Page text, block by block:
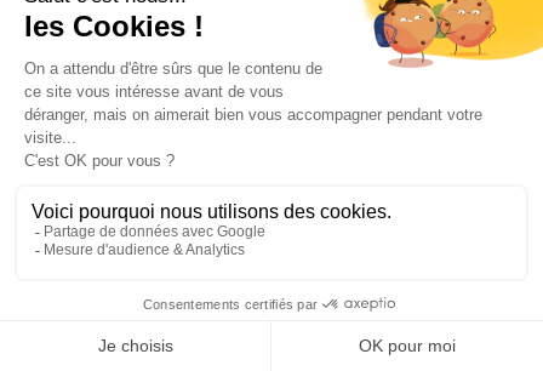
CONTENU
Nuitée dans un hôtel 2 étoiles, idéalement situé
dans le centre de Bruxelles
Serviettes fournies
Produits d'accueil
Mon EVJF à Bruxelles